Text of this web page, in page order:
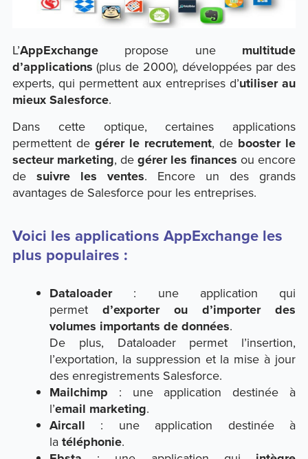
L’AppExchangepropose une multitude
d’applications (plus de 2000), développées par des
experts, qui permettent aux entreprises d’utiliser au
mieux Salesforce.
Dans cette optique, certaines applications
permettent de gérer le recrutement, de booster le
secteur marketing, degérer les finances ou encore
desuivre les ventes. Encore un des grands
avantages de Salesforce pour les entreprises.
Voici les applications AppExchange les
plus populaires :
Dataloader: une application qui
permet d’exporter ou d’importer des
volumes importants de données.
De plus, Dataloader permet l’insertion,
l’exportation, la suppression et la mise à jour
des enregistrements Salesforce.
Mailchimp : une application destinée à
l’email marketing.
Aircall : une application destinée à
la téléphonie.